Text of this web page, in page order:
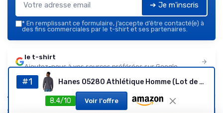
#1 Hanes O5280 Athlétique Homme (Lot de 4) L Gris Anthracite Chiné
8.4/10 Voir l'offre
➔ Je m'inscris
* En remplissant ce formulaire, j’accepte d’être contacté(e) à
des fins commerciales par le t-shirt et ses partenaires.
le t-shirt
Ajoutez-nous à vos sources préférées sur Google
Les plus lus